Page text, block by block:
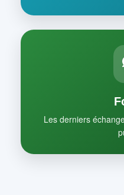
Les derniers